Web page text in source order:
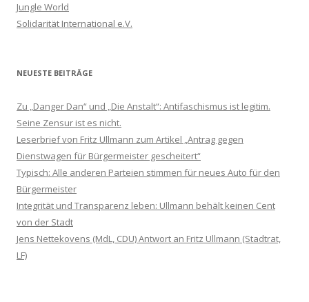
Jungle World
Solidarität International e.V.
NEUESTE BEITRÄGE
Zu „Danger Dan“ und „Die Anstalt“: Antifaschismus ist legitim.
Seine Zensur ist es nicht.
Leserbrief von Fritz Ullmann zum Artikel „Antrag gegen
Dienstwagen für Bürgermeister gescheitert“
Typisch: Alle anderen Parteien stimmen für neues Auto für den
Bürgermeister
Integrität und Transparenz leben: Ullmann behält keinen Cent
von der Stadt
Jens Nettekovens (MdL, CDU) Antwort an Fritz Ullmann (Stadtrat,
LF)